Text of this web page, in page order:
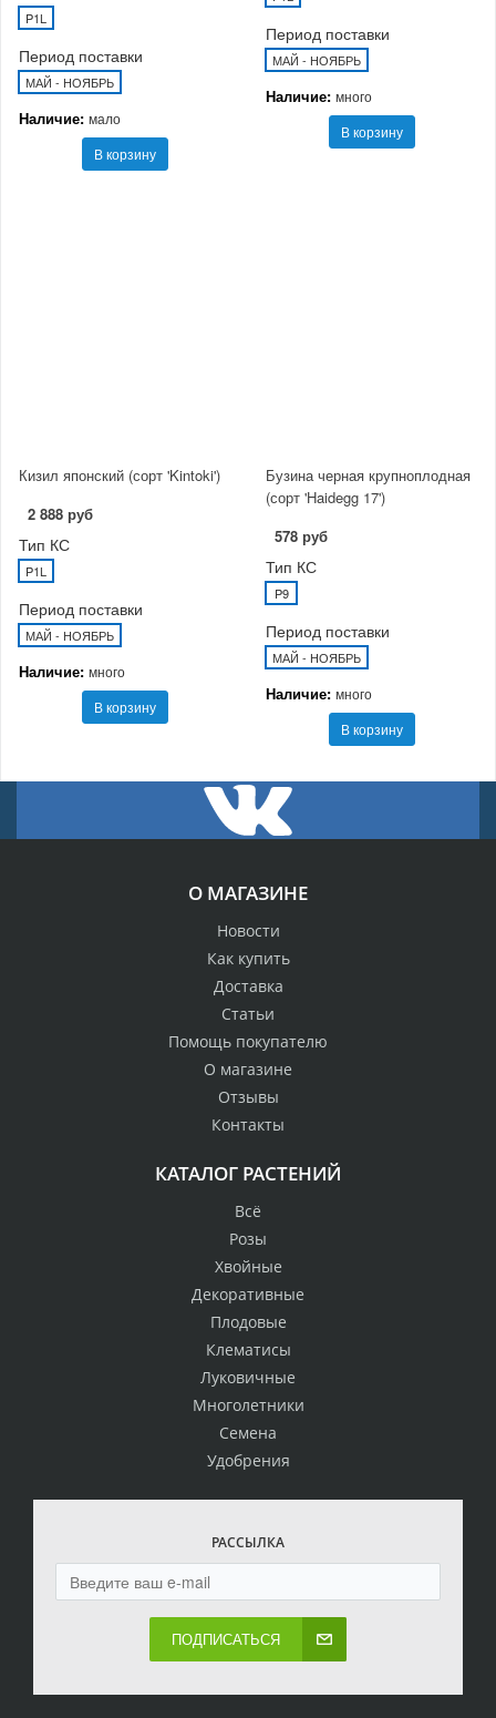
P1L
Период поставки
МАЙ - НОЯБРЬ
Наличие: мало
В корзину
Период поставки
МАЙ - НОЯБРЬ
Наличие: много
В корзину
Кизил японский (сорт 'Kintoki')
2 888 руб
Тип КС
P1L
Период поставки
МАЙ - НОЯБРЬ
Наличие: много
В корзину
Бузина черная крупноплодная
(сорт 'Haidegg 17')
578 руб
Тип КС
P9
Период поставки
МАЙ - НОЯБРЬ
Наличие: много
В корзину
О МАГАЗИНЕ
Новости
Как купить
Доставка
Статьи
Помощь покупателю
О магазине
Отзывы
Контакты
КАТАЛОГ РАСТЕНИЙ
Всё
Розы
Хвойные
Декоративные
Плодовые
Клематисы
Луковичные
Многолетники
Семена
Удобрения
РАССЫЛКА
ПОДПИСАТЬСЯ